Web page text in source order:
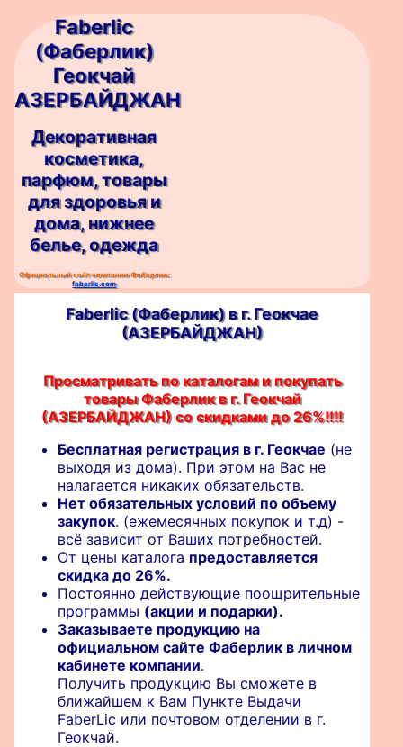
Faberlic
(Фаберлик)
Геокчай
АЗЕРБАЙДЖАН
Декоративная
косметика,
парфюм, товары
для здоровья и
дома, нижнее
белье, одежда
Официальный сайт компании Фаберлик:
faberlic.com
Faberlic (Фаберлик) в г. Геокчае
(АЗЕРБАЙДЖАН)
Просматривать по каталогам и покупать
товары Фаберлик в г. Геокчай
(АЗЕРБАЙДЖАН) со скидками до 26%!!!!
Бесплатная регистрация в г. Геокчае (не
выходя из дома). При этом на Вас не
налагается никаких обязательств.
Нет обязательных условий по объему
закупок. (ежемесячных покупок и т.д) -
всё зависит от Ваших потребностей.
От цены каталога предоставляется
скидка до 26%.
Постоянно действующие поощрительные
программы (акции и подарки).
Заказываете продукцию на
официальном сайте Фаберлик в личном
кабинете компании.
Получить продукцию Вы сможете в
ближайшем к Вам Пункте Выдачи
FaberLic или почтовом отделении в г.
Геокчай.